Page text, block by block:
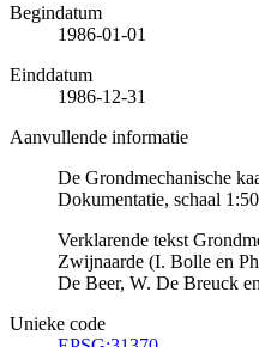
Begindatum
1986-01-01
Einddatum
1986-12-31
Aanvullende informatie
De Grondmechanische
Dokumentatie, schaal
Verklarende tekst
Zwijnaarde (I. Bolle en
De Beer, W. De Breuck
Unieke code